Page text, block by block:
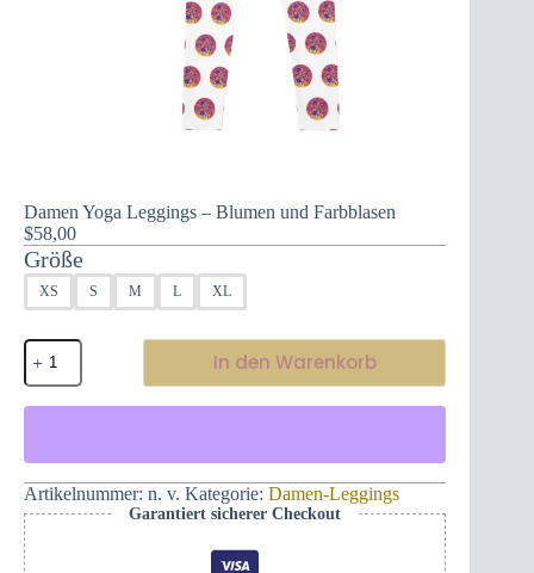
Damen Yoga Leggings – Blumen und Farbblasen
$58,00
Größe
XS S M L XL
Damen
Yoga
Leggings
-
Farbblasen
Menge
In den Warenkorb
Artikelnummer: n. v. Kategorie: Damen-Leggings
Garantiert sicherer Checkout